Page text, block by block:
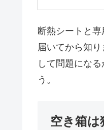
断熱シートと
届いてから知り
して問題にな
う。
空き箱は